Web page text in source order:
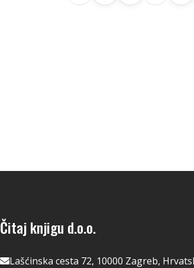
Čitaj knjigu d.o.o.
Lašćinska cesta 72, 10000 Zagreb,